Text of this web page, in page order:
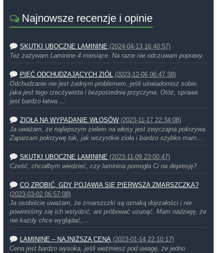
Najnowsze recenzje i opinie
SKUTKI UBOCZNE LAMININE (2024-04-13 16:40:57)
Też zażywam Laminine 4 miesiące. Na razie nie odczuwam poprawy.
PIĘĆ ODCHUDZAJĄCYCH ZIÓŁ (2023-12-06 06:47:38)
Odchudzanie nie jest żadnym problemem, jeśli uświadomisz sobie,
jaka jest tego rzeczywista i bezpośrednia przyczyna. Otóż, sprawa
jest bardzo łatwa.…
ZIOŁA NA WYPADANIE WŁOSÓW (2023-11-17 22:34:08)
Ja uważam, że najlepszym zielem na włosy jest zwyczajna pokrzywa.
Zaparzam pokrzywę tak, jak wszystkie zioła i bardzo szybko mam…
SKUTKI UBOCZNE LAMININE (2023-11-09 23:00:47)
Cześć, chciałbym wiedzieć, czy laminina pomogła Ci na depresję?
CO ZROBIĆ, GDY POJAWIA SIĘ PIERWSZA ZMARSZCZKA?
(2023-03-02 06:57:08)
Ja osobiście uważam, że zmarszczki są oznaką dojrzałości i nie
powinniśmy się ich wstydzić, ani próbować usunąć. Mam nadzieję, że
nie każdy chce wyglądać,…
LAMININE – NAJNIŻSZA CENA (2023-01-14 22:10:17)
Cena jest bardzo wysoka, jeśli weźmiesz pod uwagę, że jedno